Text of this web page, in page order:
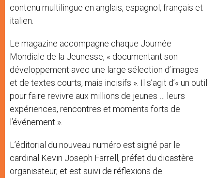
contenu multilingue en anglais, espagnol, français et
italien.
Le magazine accompagne chaque Journée
Mondiale de la Jeunesse, « documentant son
développement avec une large sélection d’images
et de textes courts, mais incisifs ». Il s’agit d’« un outil
pour faire revivre aux millions de jeunes … leurs
expériences, rencontres et moments forts de
l’événement ».
L’éditorial du nouveau numéro est signé par le
cardinal Kevin Joseph Farrell, préfet du dicastère
organisateur, et est suivi de réflexions de